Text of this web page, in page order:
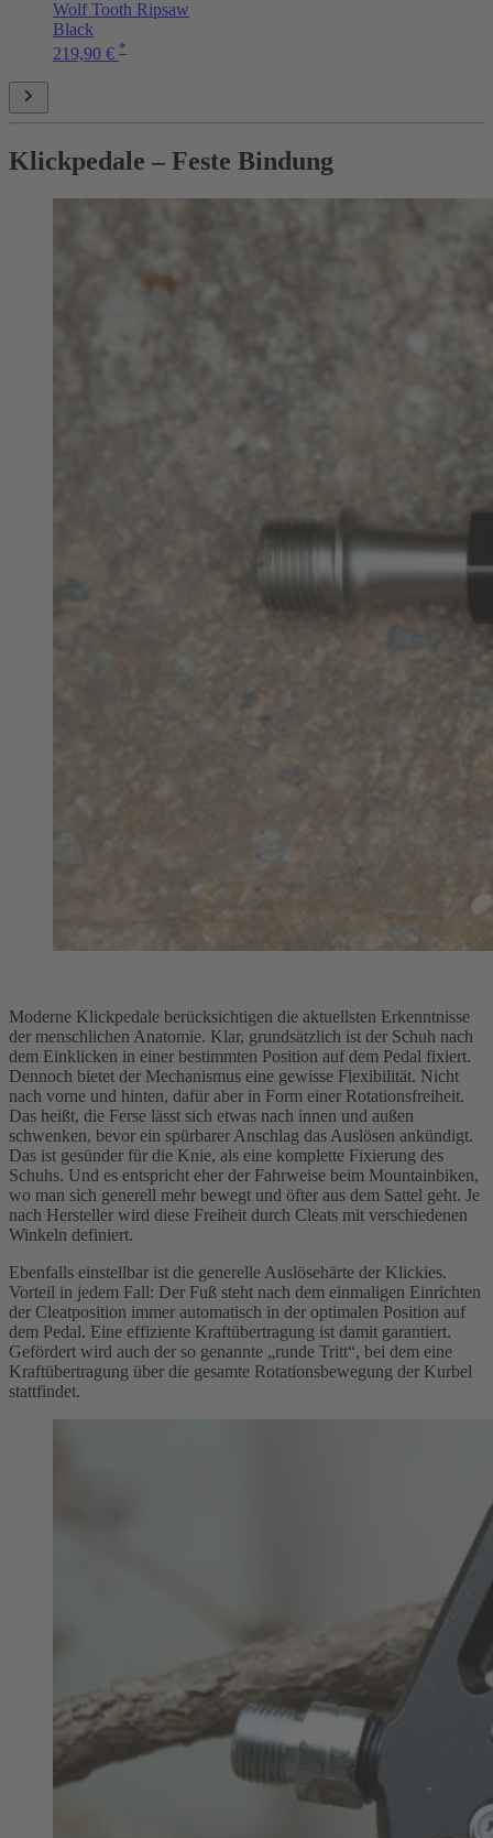
Wolf Tooth Ripsaw
Black
219,90 € *
Klickpedale – Feste Bindung
Moderne Klickpedale berücksichtigen die aktuellsten Erkenntnisse
der menschlichen Anatomie. Klar, grundsätzlich ist der Schuh nach
dem Einklicken in einer bestimmten Position auf dem Pedal fixiert.
Dennoch bietet der Mechanismus eine gewisse Flexibilität. Nicht
nach vorne und hinten, dafür aber in Form einer Rotationsfreiheit.
Das heißt, die Ferse lässt sich etwas nach innen und außen
schwenken, bevor ein spürbarer Anschlag das Auslösen ankündigt.
Das ist gesünder für die Knie, als eine komplette Fixierung des
Schuhs. Und es entspricht eher der Fahrweise beim Mountainbiken,
wo man sich generell mehr bewegt und öfter aus dem Sattel geht. Je
nach Hersteller wird diese Freiheit durch Cleats mit verschiedenen
Winkeln definiert.
Ebenfalls einstellbar ist die generelle Auslösehärte der Klickies.
Vorteil in jedem Fall: Der Fuß steht nach dem einmaligen Einrichten
der Cleatposition immer automatisch in der optimalen Position auf
dem Pedal. Eine effiziente Kraftübertragung ist damit garantiert.
Gefördert wird auch der so genannte „runde Tritt“, bei dem eine
Kraftübertragung über die gesamte Rotationsbewegung der Kurbel
stattfindet.